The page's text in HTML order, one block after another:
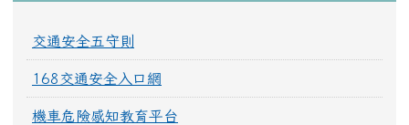
交通安全五守則
168交通安全入口網
機車危險感知教育平台